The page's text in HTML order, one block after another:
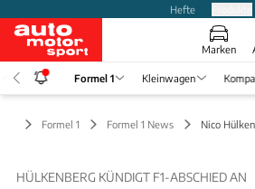
Hefte
Marken
Formel 1 Kleinwagen
Formel 1 Formel 1 News Nico
HÜLKENBERG KÜNDIGT F1-ABSCHIED AN